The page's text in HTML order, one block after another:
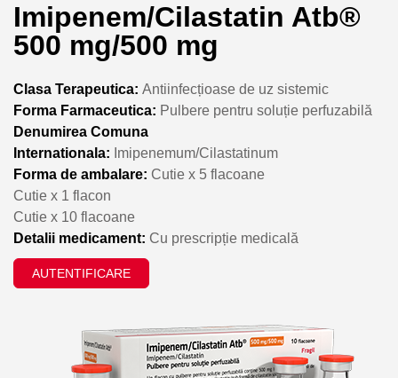
Imipenem/Cilastatin Atb®
500 mg/500 mg
Clasa Terapeutica: Antiinfecțioase de uz sistemic
Forma Farmaceutica: Pulbere pentru soluție perfuzabilă
Denumirea Comuna
Internationala: Imipenemum/Cilastatinum
Forma de ambalare: Cutie x 5 flacoane
Cutie x 1 flacon
Cutie x 10 flacoane
Detalii medicament: Cu prescripție medicală
AUTENTIFICARE